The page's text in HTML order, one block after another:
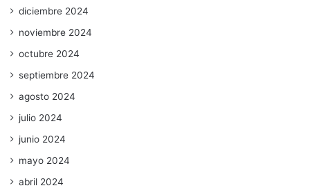
diciembre 2024
noviembre 2024
octubre 2024
septiembre 2024
agosto 2024
julio 2024
junio 2024
mayo 2024
abril 2024